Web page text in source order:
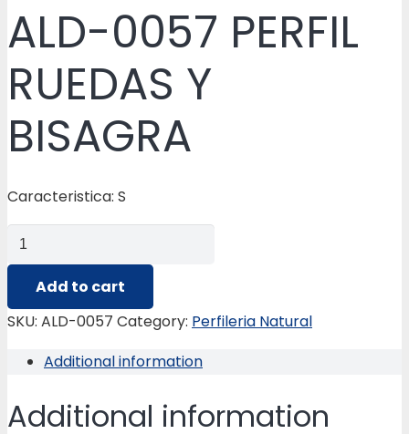
ALD-0057 PERFIL
RUEDAS Y
BISAGRA
Caracteristica: S
ALD-
0057
PERFIL
RUEDAS
BISAGRA
Add to cart
SKU: ALD-0057 Category: Perfileria Natural
Additional information
Additional information